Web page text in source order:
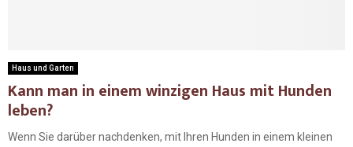
Haus und Garten
Kann man in einem winzigen Haus mit Hunden
leben?
Wenn Sie darüber nachdenken, mit Ihren Hunden in einem kleinen